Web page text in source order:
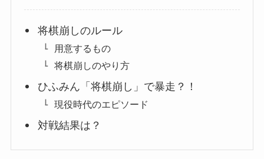
将棋崩しのルール
用意するもの
将棋崩しのやり方
ひふみん「将棋崩し」で暴走？！
現役時代のエピソード
対戦結果は？